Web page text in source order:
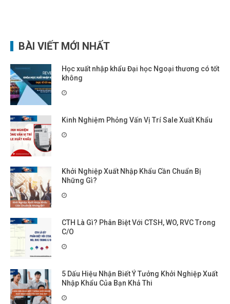
BÀI VIẾT MỚI NHẤT
Học xuất nhập khẩu Đại học Ngoại thương có tốt
không
Kinh Nghiệm Phỏng Vấn Vị Trí Sale Xuất Khẩu
Khởi Nghiệp Xuất Nhập Khẩu Cần Chuẩn Bị
Những Gì?
CTH Là Gì? Phân Biệt Với CTSH, WO, RVC Trong
C/O
5 Dấu Hiệu Nhận Biết Ý Tưởng Khởi Nghiệp Xuất
Nhập Khẩu Của Bạn Khả Thi